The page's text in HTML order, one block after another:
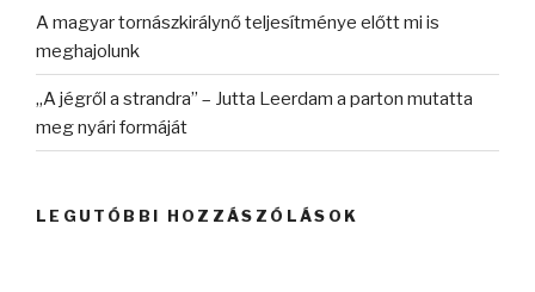
A magyar tornászkirálynő teljesítménye előtt mi is
meghajolunk
„A jégről a strandra” – Jutta Leerdam a parton mutatta
meg nyári formáját
LEGUTÓBBI HOZZÁSZÓLÁSOK